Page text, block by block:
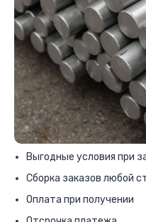
Выгодные условия при
Сборка заказов любой
Оплата при получении